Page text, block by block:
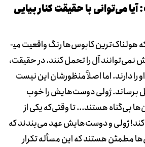
آیا می‌توانی با حقیقت کنار بیایی
خیابان هراس... جایی‌که هولناک‌ترین کابوس‌ها رنگ واقعیت می­
نمی‌توانند اَل را تحمل کنند. در حقیقت،
دارند. اما اصلاً منظورشان این نیست
برساند. ژولی دوست‌هایش را خوب
بی‌گناه هستند... تا وقتی‌که یکی از
ژولی و دوست‌هایش عهد می‌بندند که
مطمئن هستند که این مسأله تکرار